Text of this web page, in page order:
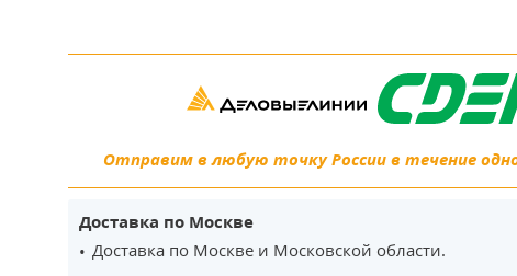
Отправим в любую точку России в течение
Доставка по Москве
Доставка по Москве и Московской области.